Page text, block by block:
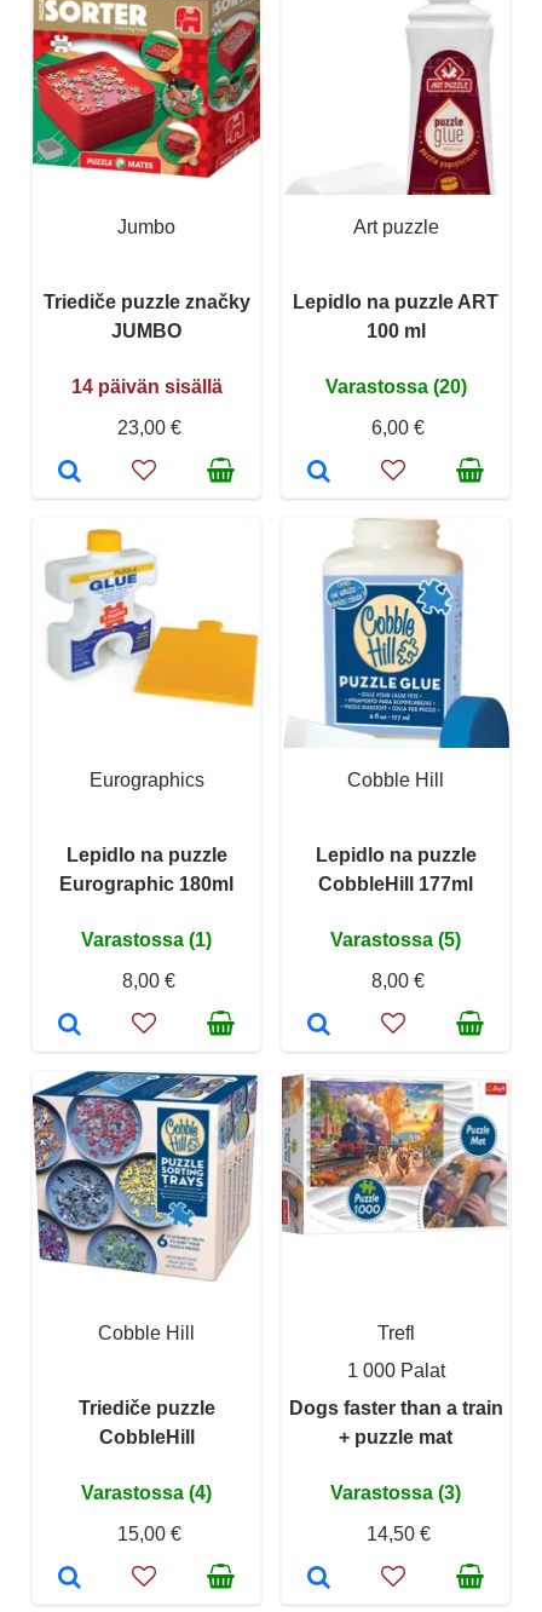
Jumbo
Triediče puzzle značky
JUMBO
14 päivän sisällä
23,00 €
Art puzzle
Lepidlo na puzzle ART
100 ml
Varastossa (20)
6,00 €
Eurographics
Lepidlo na puzzle
Eurographic 180ml
Varastossa (1)
8,00 €
Cobble Hill
Lepidlo na puzzle
CobbleHill 177ml
Varastossa (5)
8,00 €
Cobble Hill
Triediče puzzle
CobbleHill
Varastossa (4)
15,00 €
Trefl
1 000 Palat
Dogs faster than a train
+ puzzle mat
Varastossa (3)
14,50 €